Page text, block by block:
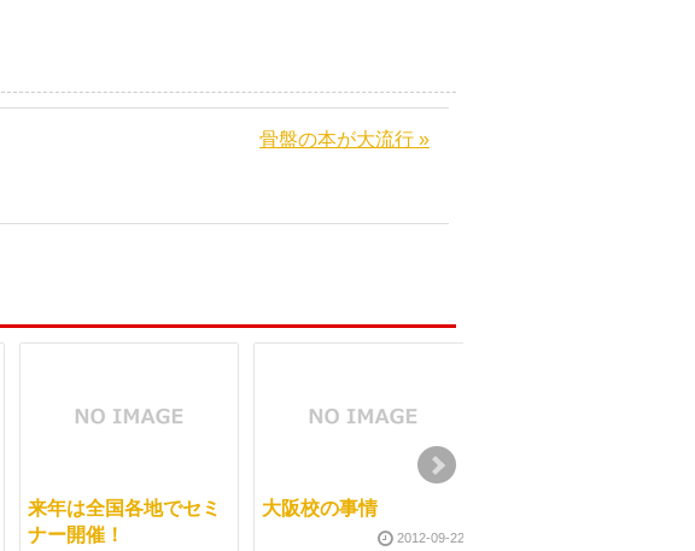
骨盤の本が大流行 »
来年は全国各地でセミ
ナー開催！
大阪校の事情
2012-09-22